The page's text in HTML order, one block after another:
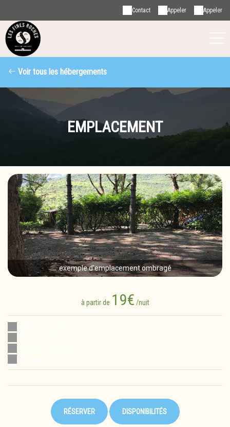
Appeler
Appeler
Contact
Voir tous les hébergements
EMPLACEMENT
exemple d'emplacement ombragé
à partir de 19€ /nuit
RÉSERVER DISPONIBILITÉS